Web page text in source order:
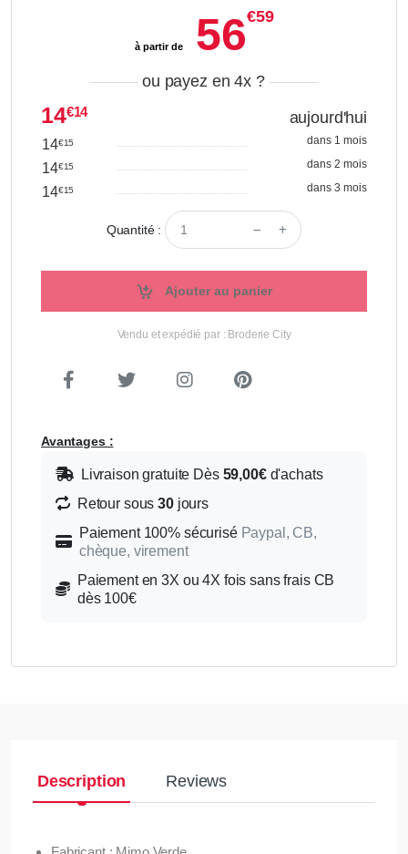
à partir de56€59
ou payez en 4x ?
14€14 aujourd'hui
14€15 dans 1 mois
14€15 dans 2 mois
14€15 dans 3 mois
Quantité :
Ajouter au panier
Vendu et expédié par : Broderie City
Avantages :
Livraison gratuite Dès 59,00€d'achats
Retour sous30jours
Paiement 100% sécurisé Paypal, CB,
chèque, virement
Paiement en 3X ou 4X fois sans frais CB
dès 100€
Description Reviews